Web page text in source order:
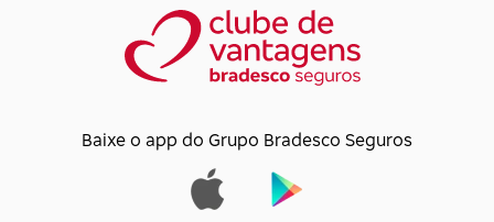
Baixe o app do Grupo Bradesco Seguros